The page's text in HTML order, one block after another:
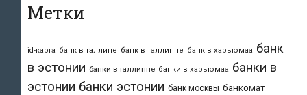
Метки
id-карта банк в таллине банк в таллинне банк в харьюмаа банк
в эстонии банки в таллинне банки в харьюмаа банки в
эстонии банки эстонии банк москвы банкомат